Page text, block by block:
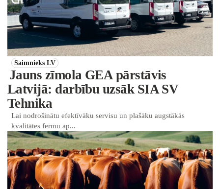
Saimnieks LV
Jauns zīmola GEA pārstāvis
Latvijā: darbību uzsāk SIA SV
Tehnika
Lai nodrošinātu efektīvāku servisu un plašāku augstākās
kvalitātes fermu ap...